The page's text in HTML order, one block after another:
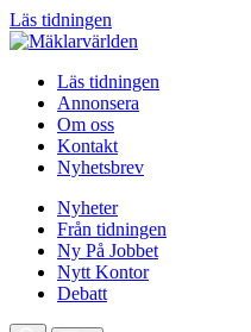
Läs tidningen
Läs tidningen
Annonsera
Om oss
Kontakt
Nyhetsbrev
Nyheter
Från tidningen
Ny På Jobbet
Nytt Kontor
Debatt